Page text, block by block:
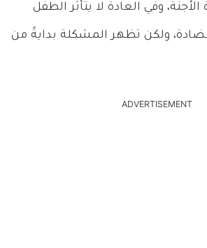
وفي العادة لا يتأثر الطفل
ولكن تظهر المشكلة بدايةً من
ADVERTISEMENT